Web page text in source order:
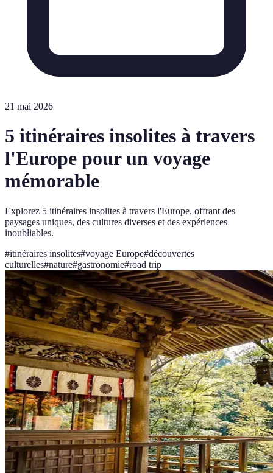
21 mai 2026
5 itinéraires insolites à travers
l'Europe pour un voyage
mémorable
Explorez 5 itinéraires insolites à travers l'Europe, offrant des
paysages uniques, des cultures diverses et des expériences
inoubliables.
#itinéraires insolites#voyage Europe#découvertes
culturelles#nature#gastronomie#road trip